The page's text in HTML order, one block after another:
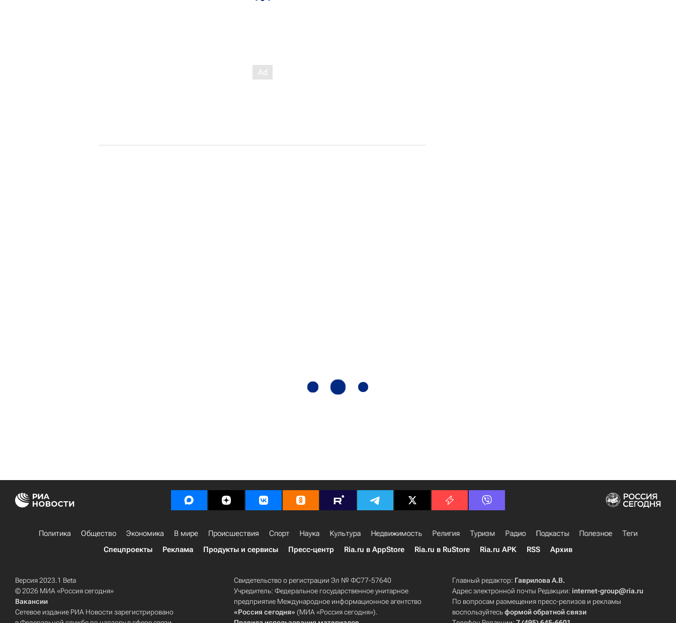
Политика Общество Экономика В мире Происшествия Спорт Наука Культура Недвижимость Религия Туризм Радио Подкасты Полезное
Теги
Спецпроекты
Реклама Продукты и сервисы Пресс-центр Ria.ru в AppStore Ria.ru в RuStore Ria.ru APK RSS Архив
Версия 2023.1 Beta
© 2026 МИА «Россия сегодня»
Вакансии
Сетевое издание РИА Новости зарегистрировано
Свидетельство о регистрации Эл № ФС77-57640
Учредитель: Федеральное государственное унитарное
предприятие Международное информационное агентство
«Россия сегодня» (МИА «Россия сегодня»).
Главный редактор: Гаврилова А.В.
Адрес электронной почты Редакции:internet-group@ria.ru
По вопросам размещения пресс-релизов и рекламы
воспользуйтесьформой обратной связи